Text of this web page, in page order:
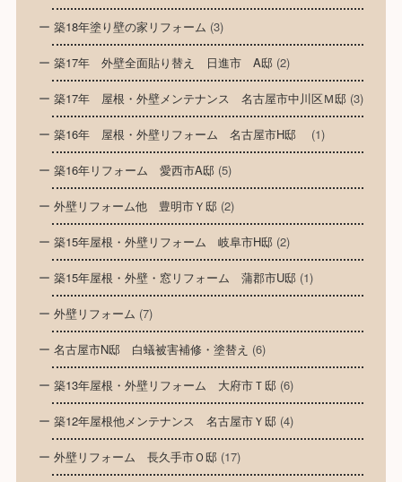
築18年塗り壁の家リフォーム (3)
築17年 外壁全面貼り替え 日進市 A邸(2)
築17年 屋根・外壁メンテナンス 名古屋市中川区Ｍ邸(3)
築16年 屋根・外壁リフォーム 名古屋市H邸 (1)
築16年リフォーム 愛西市A邸(5)
外壁リフォーム他 豊明市Ｙ邸(2)
築15年屋根・外壁リフォーム 岐阜市H邸(2)
築15年屋根・外壁・窓リフォーム 蒲郡市U邸(1)
外壁リフォーム (7)
名古屋市N邸 白蟻被害補修・塗替え (6)
築13年屋根・外壁リフォーム 大府市Ｔ邸(6)
築12年屋根他メンテナンス 名古屋市Ｙ邸(4)
外壁リフォーム 長久手市Ｏ邸(17)